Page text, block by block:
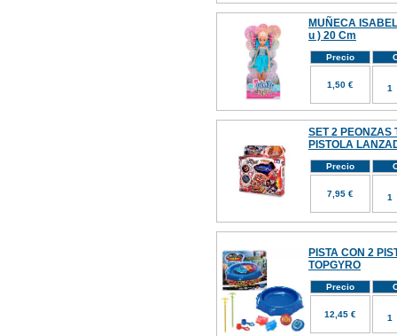
MUÑECA
u ) 20 Cm
Precio
1,50 €
SET 2 PEONZAS
PISTOLA
Precio
7,95 €
PISTA CON 2
TOPGYRO
Precio
12,45 €